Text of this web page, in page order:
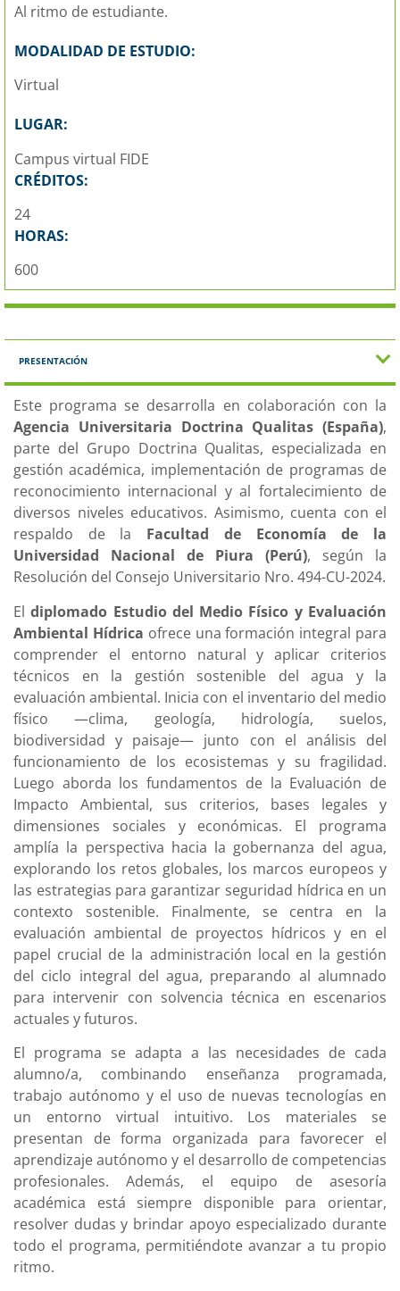
Al ritmo de estudiante.
MODALIDAD DE ESTUDIO:
Virtual
LUGAR:
Campus virtual FIDE
CRÉDITOS:
24
HORAS:
600
PRESENTACIÓN
Este programa se desarrolla en colaboración con la
Agencia Universitaria Doctrina Qualitas (España),
parte del Grupo Doctrina Qualitas, especializada en
gestión académica, implementación de programas de
reconocimiento internacional y al fortalecimiento de
diversos niveles educativos. Asimismo, cuenta con el
respaldo de la Facultad de Economía de la
Universidad Nacional de Piura (Perú), según la
Resolución del Consejo Universitario Nro. 494-CU-2024.
Eldiplomado Estudio del Medio Físico y Evaluación
Ambiental Hídrica ofrece una formación integral para
comprender el entorno natural y aplicar criterios
técnicos en la gestión sostenible del agua y la
evaluación ambiental. Inicia con el inventario del medio
físico —clima, geología, hidrología, suelos,
biodiversidad y paisaje— junto con el análisis del
funcionamiento de los ecosistemas y su fragilidad.
Luego aborda los fundamentos de la Evaluación de
Impacto Ambiental, sus criterios, bases legales y
dimensiones sociales y económicas. El programa
amplía la perspectiva hacia la gobernanza del agua,
explorando los retos globales, los marcos europeos y
las estrategias para garantizar seguridad hídrica en un
contexto sostenible. Finalmente, se centra en la
evaluación ambiental de proyectos hídricos y en el
papel crucial de la administración local en la gestión
del ciclo integral del agua, preparando al alumnado
para intervenir con solvencia técnica en escenarios
actuales y futuros.
El programa se adapta a las necesidades de cada
alumno/a, combinando enseñanza programada,
trabajo autónomo y el uso de nuevas tecnologías en
un entorno virtual intuitivo. Los materiales se
presentan de forma organizada para favorecer el
aprendizaje autónomo y el desarrollo de competencias
profesionales. Además, el equipo de asesoría
académica está siempre disponible para orientar,
resolver dudas y brindar apoyo especializado durante
todo el programa, permitiéndote avanzar a tu propio
ritmo.